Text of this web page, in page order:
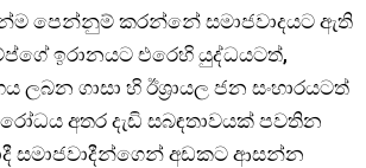
පෙන්නුම් කරන්නේ සමාජවාදයට ඇති
ඉරානයට එරෙහි යුද්ධයටත්,
ලබන ගාසා හි ඊශ්‍රායල ජන සංහාරයටත්
අතර දැඩි සබඳතාවයක් පවතින
සමාජවාදීන්ගෙන් අඩකට ආසන්න